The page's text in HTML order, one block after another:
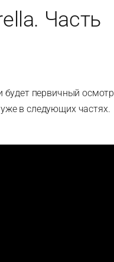
Часть
будет первичный осмотр
в следующих частях.